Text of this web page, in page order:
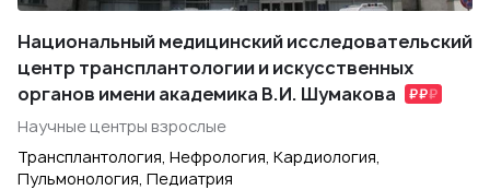
Национальный медицинский исследовательский
центр трансплантологии и искусственных
органов имени академика В.И. Шумакова
Научные центры взрослые
Трансплантология, Нефрология, Кардиология,
Пульмонология, Педиатрия